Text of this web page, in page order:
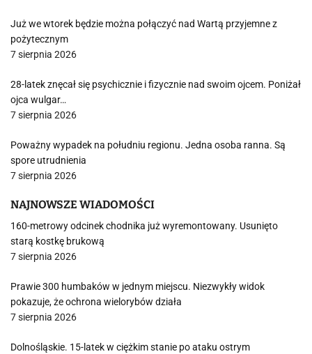
Już we wtorek będzie można połączyć nad Wartą przyjemne z
pożytecznym
7 sierpnia 2026
28-latek znęcał się psychicznie i fizycznie nad swoim ojcem. Poniżał
ojca wulgar…
7 sierpnia 2026
Poważny wypadek na południu regionu. Jedna osoba ranna. Są
spore utrudnienia
7 sierpnia 2026
NAJNOWSZE WIADOMOŚCI
160-metrowy odcinek chodnika już wyremontowany. Usunięto
starą kostkę brukową
7 sierpnia 2026
Prawie 300 humbaków w jednym miejscu. Niezwykły widok
pokazuje, że ochrona wielorybów działa
7 sierpnia 2026
Dolnośląskie. 15-latek w ciężkim stanie po ataku ostrym